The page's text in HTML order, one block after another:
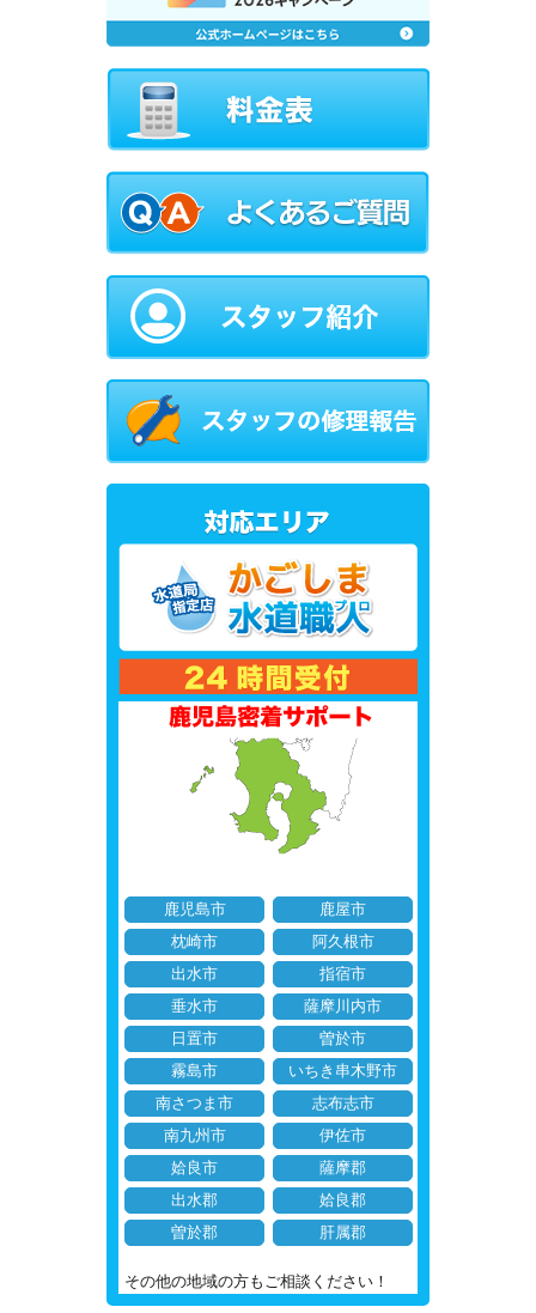
鹿児島市
鹿屋市
枕崎市
阿久根市
出水市
指宿市
垂水市
薩摩川内市
日置市
曽於市
霧島市
いちき串木野市
南さつま市
志布志市
南九州市
伊佐市
姶良市
薩摩郡
出水郡
姶良郡
曽於郡
肝属郡
その他の地域の方もご相談ください！